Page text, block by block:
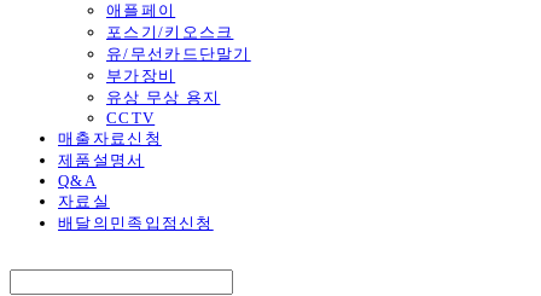
애플페이
포스기/키오스크
유/무선카드단말기
부가장비
유상 무상 용지
CCTV
매출자료신청
제품설명서
Q&A
자료실
배달의민족입점신청